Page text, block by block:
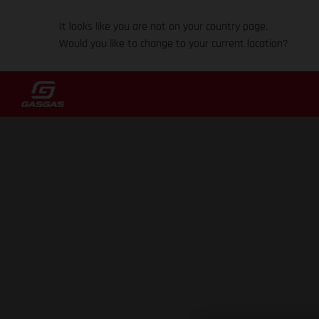
It looks like you are not on your country page.
Would you like to change to your current location?